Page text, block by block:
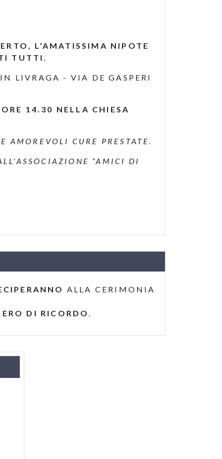
L’AMATISSIMA NIPOTE
TUTTI.
LIVRAGA - VIA DE GASPERI
14.30 NELLA CHIESA
AMOREVOLI CURE PRESTATE.
“AMICI DI
ALLA CERIMONIA
DI RICORDO.